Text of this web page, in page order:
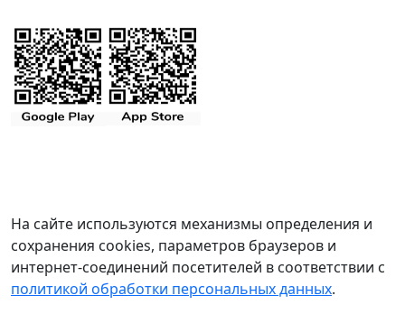
На сайте используются механизмы определения и
сохранения cookies, параметров браузеров и
интернет-соединений посетителей в соответствии с
политикой обработки персональных данных.